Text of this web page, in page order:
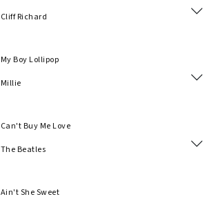
Cliff Richard
My Boy Lollipop
Millie
Can't Buy Me Love
The Beatles
Ain't She Sweet